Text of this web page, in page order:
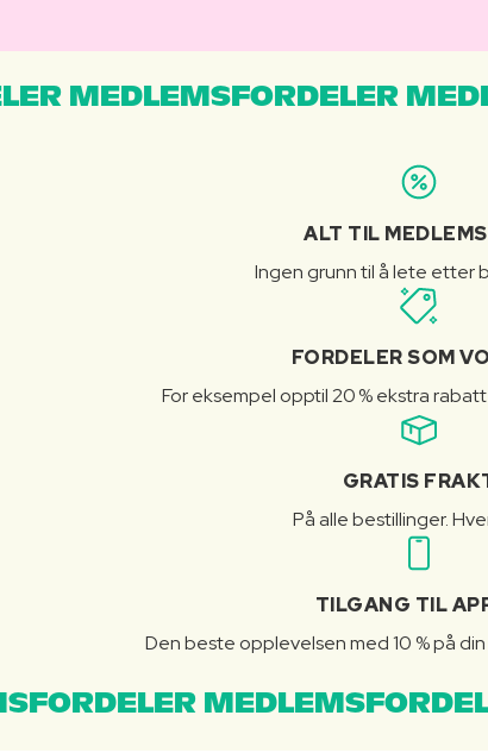
MEDLEMSFORDELER
ALT TIL
Ingen grunn til å lete etter
FORDELER SOM
For eksempel opptil 20 % ekstra
GRATIS
På alle bestillinger.
TILGANG TIL
Den beste opplevelsen med 10 % på